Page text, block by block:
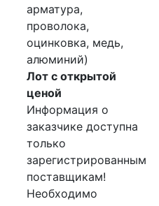
арматура,
проволока,
оцинковка, медь,
алюминий)
Лот с открытой
ценой
Информация о
заказчике доступна
только
зарегистрированным
поставщикам!
Необходимо